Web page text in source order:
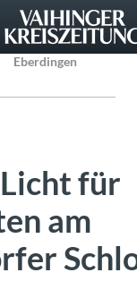
Eberdingen
für
am